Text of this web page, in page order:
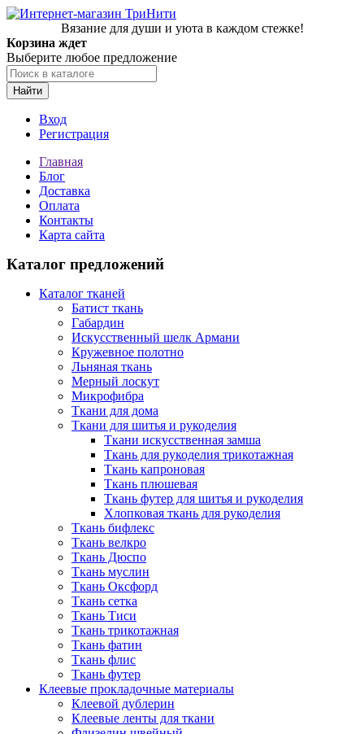
Вязание для души и уюта в каждом стежке!
Корзина ждет
Выберите любое предложение
Найти
Вход
Регистрация
Главная
Блог
Доставка
Оплата
Контакты
Карта сайта
Каталог предложений
Каталог тканей
Батист ткань
Габардин
Искусственный шелк Армани
Кружевное полотно
Льняная ткань
Мерный лоскут
Микрофибра
Ткани для дома
Ткани для шитья и рукоделия
Ткани искусственная замша
Ткань для рукоделия трикотажная
Ткань капроновая
Ткань плюшевая
Ткань футер для шитья и рукоделия
Хлопковая ткань для рукоделия
Ткань бифлекс
Ткань велкро
Ткань Дюспо
Ткань муслин
Ткань Оксфорд
Ткань сетка
Ткань Тиси
Ткань трикотажная
Ткань фатин
Ткань флис
Ткань футер
Клеевые прокладочные материалы
Клеевой дублерин
Клеевые ленты для ткани